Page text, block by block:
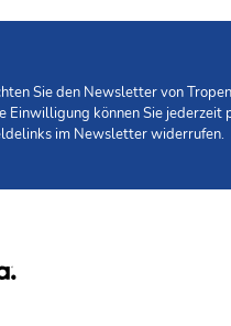
Sie den Newsletter von
Einwilligung können Sie jederzeit
im Newsletter widerrufen.